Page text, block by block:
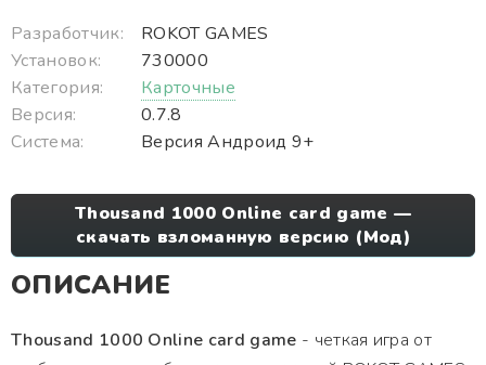
Разработчик:
ROKOT GAMES
Установок:
730000
Категория:
Карточные
Версия:
0.7.8
Система:
Версия Андроид 9+
Thousand 1000 Online card game —
скачать взломанную версию (Мод)
ОПИСАНИЕ
Thousand 1000 Online card game - четкая игра от